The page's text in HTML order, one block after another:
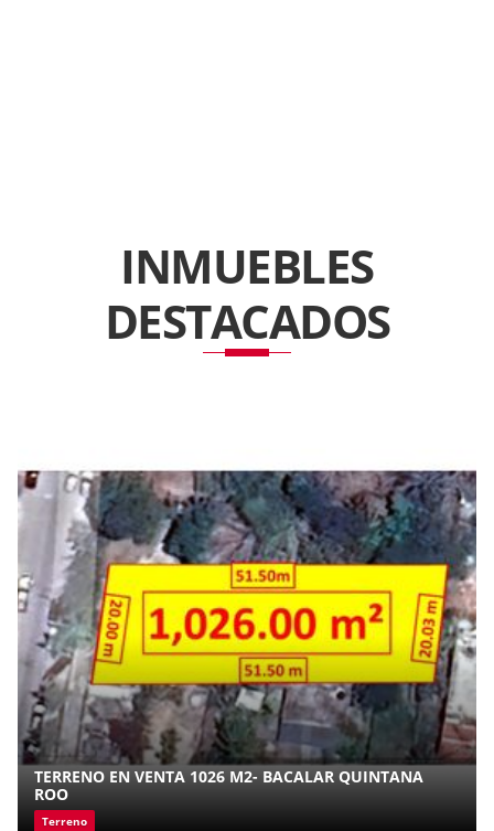
INMUEBLES
DESTACADOS
TERRENO EN VENTA 1026 M2- BACALAR QUINTANA
ROO
Terreno